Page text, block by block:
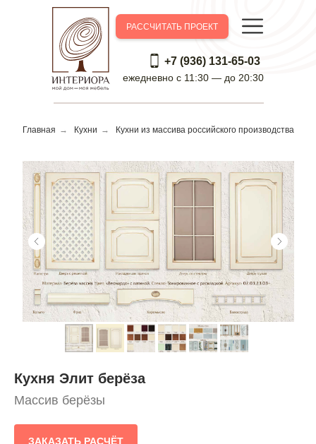
+7 (936) 131-65-03
ежедневно c 11:30 — до 20:30
РАССЧИТАТЬ ПРОЕКТ
Главная → Кухни → Кухни из массива российского производства
Кухня Элит берёза
Массив берёзы
ЗАКАЗАТЬ РАСЧЁТ